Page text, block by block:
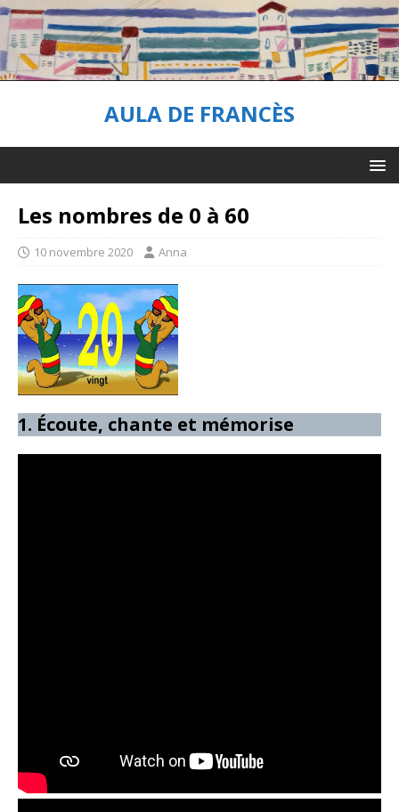
AULA DE FRANCÈS
Les nombres de 0 à 60
10 novembre 2020 Anna
1. Écoute, chante et mémorise